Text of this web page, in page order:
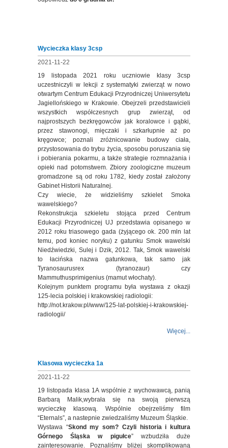
Wycieczka klasy 3csp
2021-11-22
19 listopada 2021 roku uczniowie klasy 3csp
uczestniczyli w lekcji z systematyki zwierząt w nowo
otwartym Centrum Edukacji Przyrodniczej Uniwersytetu
Jagiellońskiego w Krakowie. Obejrzeli przedstawicieli
wszystkich współczesnych grup zwierząt, od
najprostszych bezkręgowców jak koralowce i gąbki,
przez stawonogi, mięczaki i szkarłupnie aż po
kręgowce; poznali zróżnicowanie budowy ciała,
przystosowania do trybu życia, sposobu poruszania się
i pobierania pokarmu, a także strategie rozmnażania i
opieki nad potomstwem. Zbiory zoologiczne muzeum
gromadzone są od roku 1782, kiedy został założony
Gabinet Historii Naturalnej.
Czy wiecie, że widzieliśmy szkielet Smoka
wawelskiego?
Rekonstrukcja szkieletu stojąca przed Centrum
Edukacji Przyrodniczej UJ przedstawia opisanego w
2012 roku triasowego gada (żyjącego ok. 200 mln lat
temu, pod koniec noryku) z gatunku Smok wawelski
Niedźwiedzki, Sulej i Dzik, 2012. Tak, Smok wawelski
to łacińska nazwa gatunkowa, tak samo jak
Tyranosaurusrex (tyranozaur) czy
Mammuthusprimigenius (mamut włochaty).
Kolejnym punktem programu była wystawa z okazji
125-lecia polskiej i krakowskiej radiologii:
http://not.krakow.pl/www/125-lat-polskiej-i-krakowskiej-
radiologii/
Więcej...
Klasowa wycieczka 1a
2021-11-22
19 listopada klasa 1A wspólnie z wychowawcą, panią
Barbarą Malik,wybrała się na swoją pierwszą
wycieczkę klasową. Wspólnie obejrzeliśmy film
“Eternals”, a nastepnie zwiedzaliśmy Muzeum Śląskie.
Wystawa “Skond my som? Czyli historia i kultura
Górnego Śląska w pigułce” wzbudziła duże
zainteresowanie. Poznaliśmy bliżej skomplikowaną